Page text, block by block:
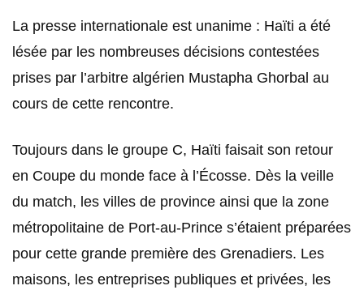
La presse internationale est unanime : Haïti a été
lésée par les nombreuses décisions contestées
prises par l’arbitre algérien Mustapha Ghorbal au
cours de cette rencontre.
Toujours dans le groupe C, Haïti faisait son retour
en Coupe du monde face à l’Écosse. Dès la veille
du match, les villes de province ainsi que la zone
métropolitaine de Port-au-Prince s’étaient préparées
pour cette grande première des Grenadiers. Les
maisons, les entreprises publiques et privées, les